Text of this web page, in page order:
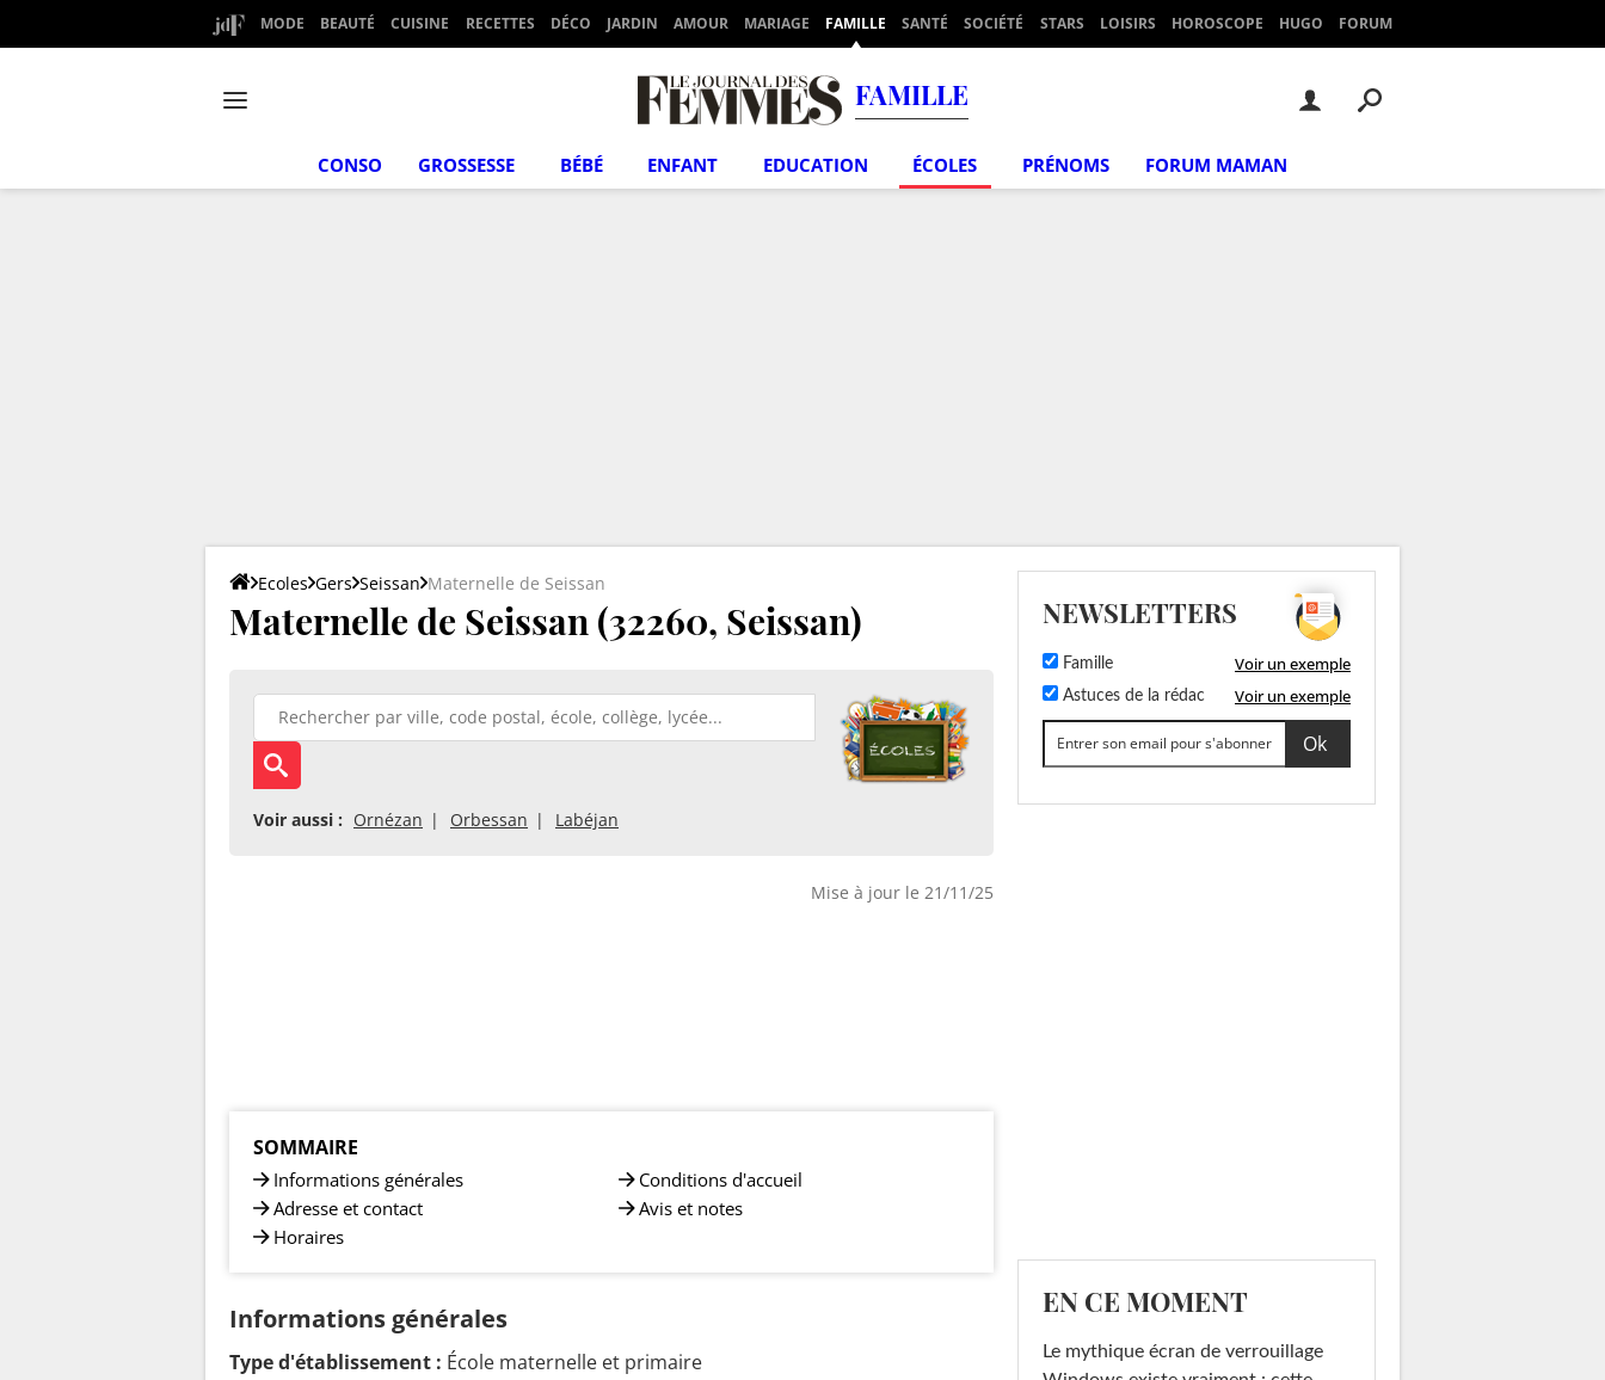
MODE BEAUTÉ CUISINE RECETTES DÉCO JARDIN AMOUR MARIAGE FAMILLE SANTÉ SOCIÉTÉ STARS LOISIRS HOROSCOPE HUGO FORUM
FAMILLE
CONSO GROSSESSE BÉBÉ ENFANT EDUCATION ÉCOLES PRÉNOMS FORUM MAMAN
Ecoles Gers Seissan Maternelle de Seissan
Maternelle de Seissan (32260, Seissan)
Voir aussi : Ornézan Orbessan Labéjan
Mise à jour le 21/11/25
SOMMAIRE
Informations générales
Adresse et contact
Horaires
Conditions d'accueil
Avis et notes
Informations générales
Type d'établissement : École maternelle et primaire
NEWSLETTERS
Famille Voir un exemple
Astuces de la rédac Voir un exemple
EN CE MOMENT
Le mythique écran de verrouillage